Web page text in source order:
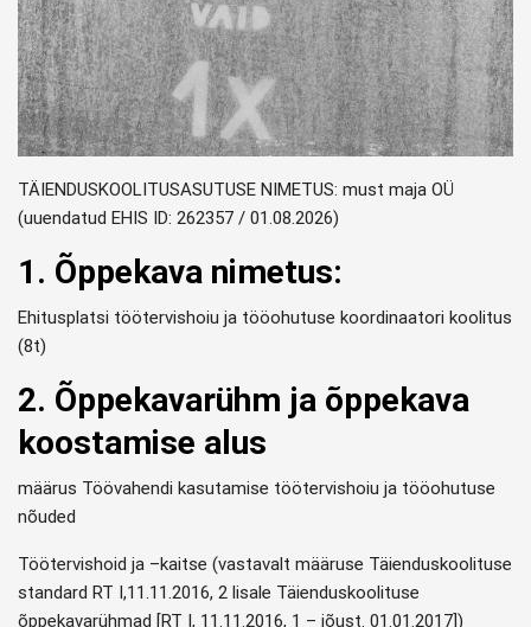
TÄIENDUSKOOLITUSASUTUSE NIMETUS: must maja OÜ
(uuendatud EHIS ID: 262357 / 01.08.2026)
1. Õppekava nimetus:
Ehitusplatsi töötervishoiu ja tööohutuse koordinaatori koolitus
(8t)
2. Õppekavarühm ja õppekava
koostamise alus
määrus Töövahendi kasutamise töötervishoiu ja tööohutuse
nõuded
Töötervishoid ja –kaitse (vastavalt määruse Täienduskoolituse
standard RT I,11.11.2016, 2 lisale Täienduskoolituse
õppekavarühmad [RT I, 11.11.2016, 1 – jõust. 01.01.2017])